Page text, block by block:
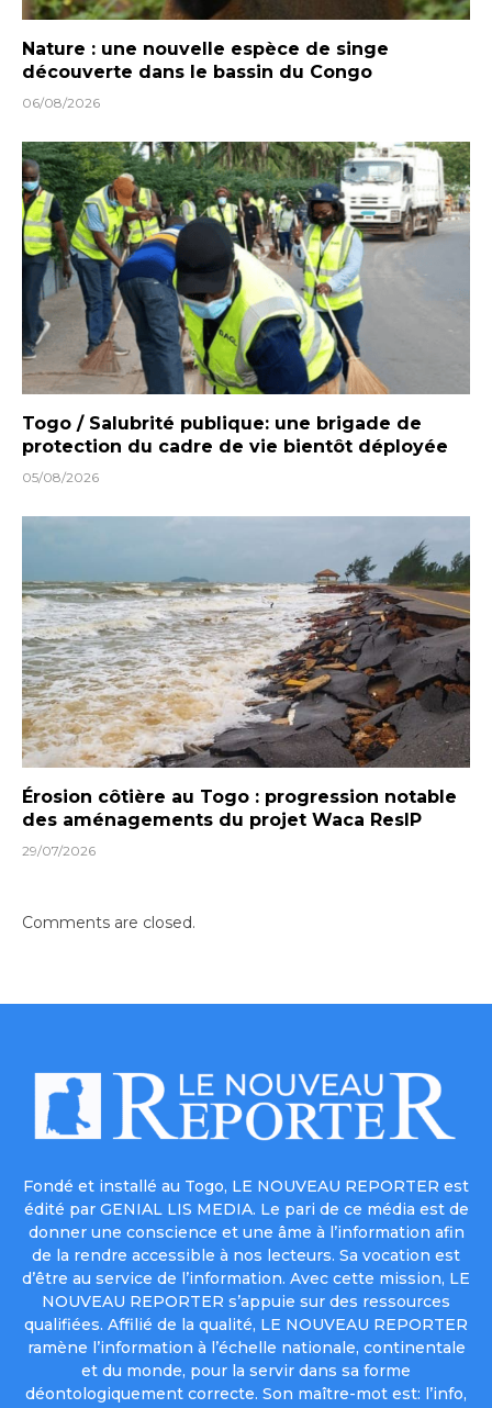
Nature : une nouvelle espèce de singe
découverte dans le bassin du Congo
06/08/2026
Togo / Salubrité publique: une brigade de
protection du cadre de vie bientôt déployée
05/08/2026
Érosion côtière au Togo : progression notable
des aménagements du projet Waca ResIP
29/07/2026
Comments are closed.
Fondé et installé au Togo, LE NOUVEAU REPORTER est
édité par GENIAL LIS MEDIA. Le pari de ce média est de
donner une conscience et une âme à l’information afin
de la rendre accessible à nos lecteurs. Sa vocation est
d’être au service de l’information. Avec cette mission, LE
NOUVEAU REPORTER s’appuie sur des ressources
qualifiées. Affilié de la qualité, LE NOUVEAU REPORTER
ramène l’information à l’échelle nationale, continentale
et du monde, pour la servir dans sa forme
déontologiquement correcte. Son maître-mot est: l’info,